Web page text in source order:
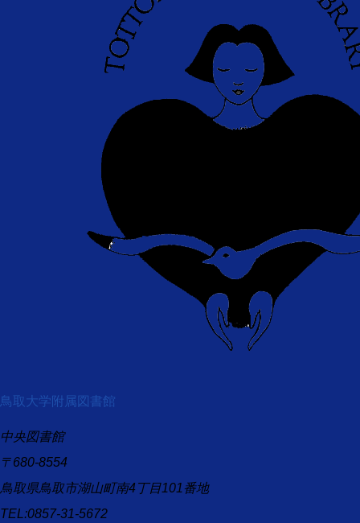
鳥取大学附属図書館
中央図書館
〒680-8554
鳥取県鳥取市湖山町南4丁目101番地
TEL:0857-31-5672